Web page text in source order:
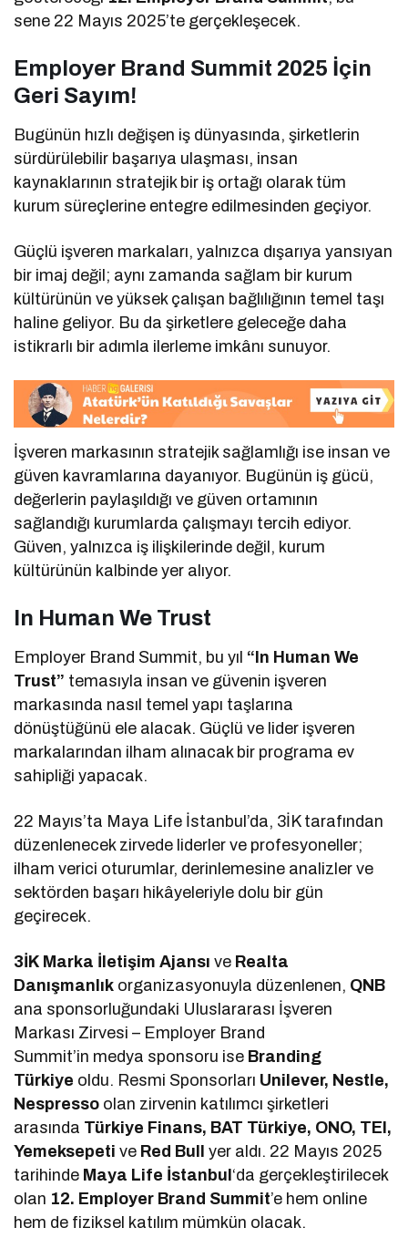
sene 22 Mayıs 2025’te gerçekleşecek.
Employer Brand Summit 2025 İçin
Geri Sayım!
Bugünün hızlı değişen iş dünyasında, şirketlerin
sürdürülebilir başarıya ulaşması, insan
kaynaklarının stratejik bir iş ortağı olarak tüm
kurum süreçlerine entegre edilmesinden geçiyor.
Güçlü işveren markaları, yalnızca dışarıya yansıyan
bir imaj değil; aynı zamanda sağlam bir kurum
kültürünün ve yüksek çalışan bağlılığının temel taşı
haline geliyor. Bu da şirketlere geleceğe daha
istikrarlı bir adımla ilerleme imkânı sunuyor.
İşveren markasının stratejik sağlamlığı ise insan ve
güven kavramlarına dayanıyor. Bugünün iş gücü,
değerlerin paylaşıldığı ve güven ortamının
sağlandığı kurumlarda çalışmayı tercih ediyor.
Güven, yalnızca iş ilişkilerinde değil, kurum
kültürünün kalbinde yer alıyor.
In Human We Trust
Employer Brand Summit, bu yıl “In Human We
Trust” temasıyla insan ve güvenin işveren
markasında nasıl temel yapı taşlarına
dönüştüğünü ele alacak. Güçlü ve lider işveren
markalarından ilham alınacak bir programa ev
sahipliği yapacak.
22 Mayıs’ta Maya Life İstanbul’da, 3İK tarafından
düzenlenecek zirvede liderler ve profesyoneller;
ilham verici oturumlar, derinlemesine analizler ve
sektörden başarı hikâyeleriyle dolu bir gün
geçirecek.
3İK Marka İletişim Ajansıve Realta
Danışmanlık organizasyonuyla düzenlenen, QNB
ana sponsorluğundaki Uluslararası İşveren
Markası Zirvesi – Employer Brand
Summit’in medya sponsoru ise Branding
Türkiye oldu. Resmi Sponsorları Unilever, Nestle,
Nespresso olan zirvenin katılımcı şirketleri
arasında Türkiye Finans, BAT Türkiye, ONO, TEI,
Yemeksepetive Red Bullyer aldı. 22 Mayıs 2025
tarihinde Maya Life İstanbul ‘da gerçekleştirilecek
olan 12. Employer Brand Summit’e hem online
hem de fiziksel katılım mümkün olacak.